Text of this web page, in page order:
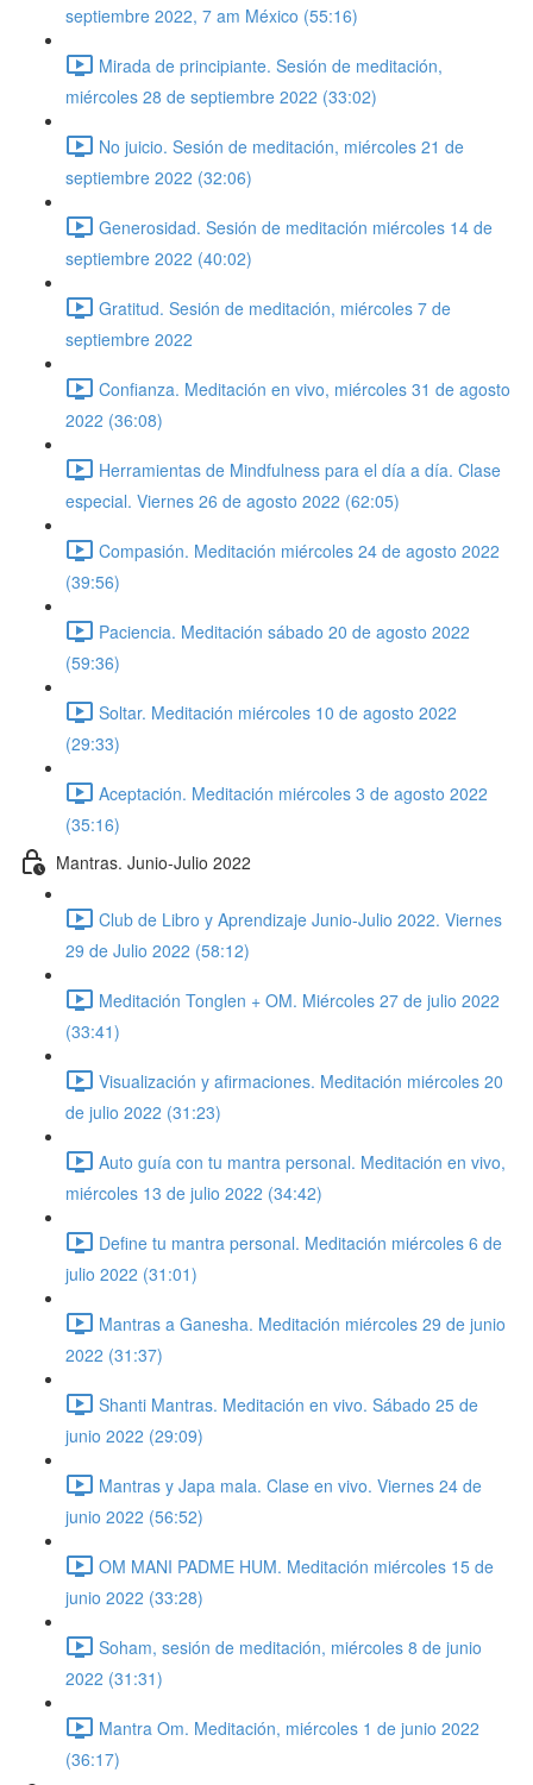
septiembre 2022, 7 am México (55:16)
Mirada de principiante. Sesión de meditación,
miércoles 28 de septiembre 2022 (33:02)
No juicio. Sesión de meditación, miércoles 21 de
septiembre 2022 (32:06)
Generosidad. Sesión de meditación miércoles 14 de
septiembre 2022 (40:02)
Gratitud. Sesión de meditación, miércoles 7 de
septiembre 2022
Confianza. Meditación en vivo, miércoles 31 de agosto
2022 (36:08)
Herramientas de Mindfulness para el día a día. Clase
especial. Viernes 26 de agosto 2022 (62:05)
Compasión. Meditación miércoles 24 de agosto 2022
(39:56)
Paciencia. Meditación sábado 20 de agosto 2022
(59:36)
Soltar. Meditación miércoles 10 de agosto 2022
(29:33)
Aceptación. Meditación miércoles 3 de agosto 2022
(35:16)
Mantras. Junio-Julio 2022
Club de Libro y Aprendizaje Junio-Julio 2022. Viernes
29 de Julio 2022 (58:12)
Meditación Tonglen + OM. Miércoles 27 de julio 2022
(33:41)
Visualización y afirmaciones. Meditación miércoles 20
de julio 2022 (31:23)
Auto guía con tu mantra personal. Meditación en vivo,
miércoles 13 de julio 2022 (34:42)
Define tu mantra personal. Meditación miércoles 6 de
julio 2022 (31:01)
Mantras a Ganesha. Meditación miércoles 29 de junio
2022 (31:37)
Shanti Mantras. Meditación en vivo. Sábado 25 de
junio 2022 (29:09)
Mantras y Japa mala. Clase en vivo. Viernes 24 de
junio 2022 (56:52)
OM MANI PADME HUM. Meditación miércoles 15 de
junio 2022 (33:28)
Soham, sesión de meditación, miércoles 8 de junio
2022 (31:31)
Mantra Om. Meditación, miércoles 1 de junio 2022
(36:17)